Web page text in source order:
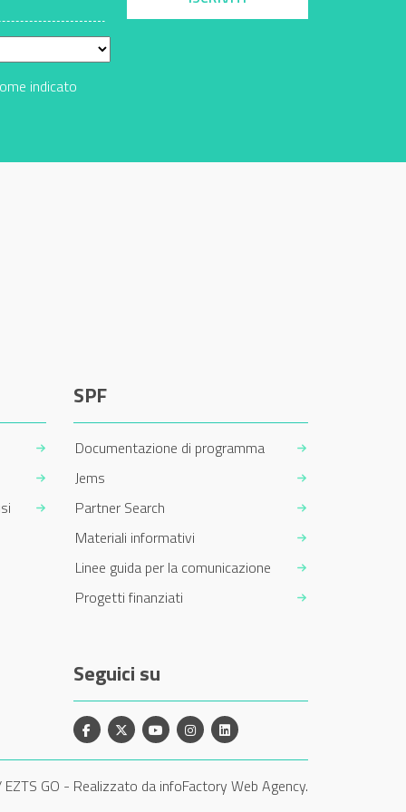
indicato
SPF
Documentazione di programma
Jems
Partner Search
Materiali informativi
Linee guida per la comunicazione
Progetti finanziati
Seguici su
Facebook
X YouTubeInstagramLinkedin
GO - Realizzato da infoFactory Web Agency.